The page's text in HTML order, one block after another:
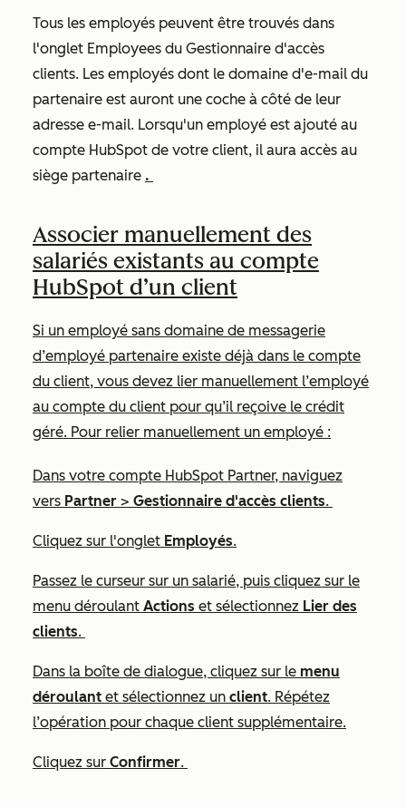
Tous les employés peuvent être trouvés dans
l'onglet Employees du Gestionnaire d'accès
clients. Les employés dont le domaine d'e-mail du
partenaire est auront une coche à côté de leur
adresse e-mail. Lorsqu'un employé est ajouté au
compte HubSpot de votre client, il aura accès au
siège partenaire .
Associer manuellement des
salariés existants au compte
HubSpot d’un client
Si un employé sans domaine de messagerie
d’employé partenaire existe déjà dans le compte
du client, vous devez lier manuellement l’employé
au compte du client pour qu’il reçoive le crédit
géré. Pour relier manuellement un employé :
Dans votre compte HubSpot Partner, naviguez
vers Partner > Gestionnaire d'accès clients.
Cliquez sur l'onglet Employés.
Passez le curseur sur un salarié, puis cliquez sur le
menu déroulant Actions et sélectionnez Lier des
clients.
Dans la boîte de dialogue, cliquez sur le menu
déroulant et sélectionnez un client. Répétez
l’opération pour chaque client supplémentaire.
Cliquez sur Confirmer.